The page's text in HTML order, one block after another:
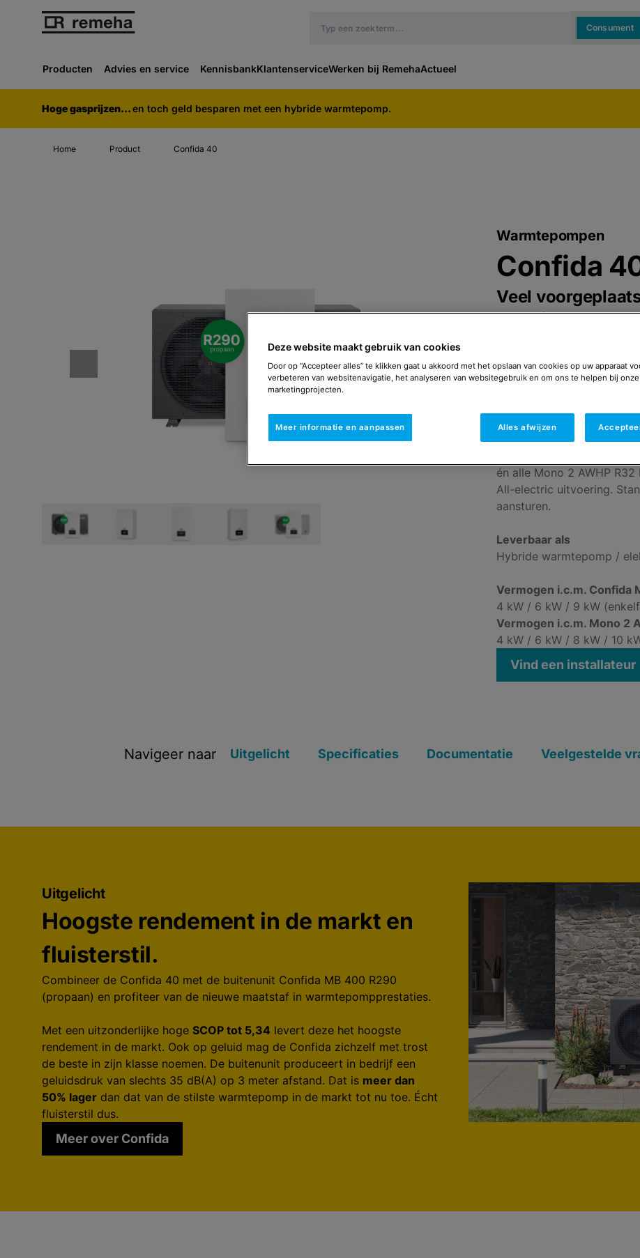
Consument
Producten Advies en service KennisbankKlantenserviceWerken bij RemehaActueel
Hoge gasprijzen...en toch geld besparen met een hybride warmtepomp.
Home Product Confida 40
Warmtepompen
Confida
Veel
combineren.
Bij de Confida 40 zijn
geplaatst. Dat betekent
magneetfilter,
hoeven te worden. Dat
installatie. Zelfs als de
Geschikt voor zowel
De Confida 40 kan
én alle Mono 2 AWHP
All-electric uitvoering.
aansturen.
Leverbaar als
Hybride warmtepomp /
Vermogen i.c.m. Confida
4 kW / 6 kW / 9 kW
Vermogen i.c.m. Mono 2
4 kW / 6 kW / 8 kW / 10
Vind een installateur
Navigeer naar Uitgelicht Specificaties Documentatie Veelgestelde
Uitgelicht
Hoogste rendement in de markt en
fluisterstil.
Combineer de Confida 40 met de buitenunit Confida MB 400 R290
(propaan) en profiteer van de nieuwe maatstaf in warmtepompprestaties.
Met een uitzonderlijke hoge SCOP tot 5,34 levert deze het hoogste
rendement in de markt. Ook op geluid mag de Confida zichzelf met trost
de beste in zijn klasse noemen. De buitenunit produceert in bedrijf een
geluidsdruk van slechts 35 dB(A) op 3 meter afstand. Dat is meer dan
50% lager dan dat van de stilste warmtepomp in de markt tot nu toe. Écht
fluisterstil dus.
Meer over Confida
Deze website maakt gebruik van cookies
Door op “Accepteer alles” te klikken gaat u akkoord met het opslaan van cookies op uw apparaat
verbeteren van websitenavigatie, het analyseren van websitegebruik en om ons te helpen bij onze
marketingprojecten.
Meer informatie en aanpassen Alles afwijzen